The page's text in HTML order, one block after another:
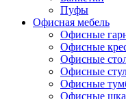
Пуфы
Офисная мебель
Офисные
Офисные
Офисные
Офисные
Офисные
Офисные